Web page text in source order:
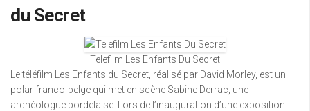
du Secret
Telefilm Les Enfants Du Secret
Le téléfilm Les Enfants du Secret, réalisé par David Morley, est un
polar franco-belge qui met en scène Sabine Derrac, une
archéologue bordelaise. Lors de l’inauguration d’une exposition